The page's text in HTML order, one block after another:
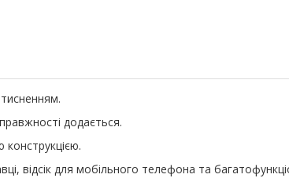
додається.
відсік для мобільного телефона та